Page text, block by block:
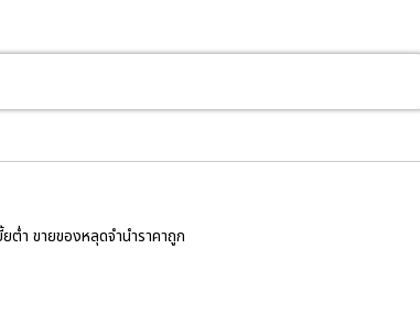
ำ ขายของหลุดจำนำราคาถูก